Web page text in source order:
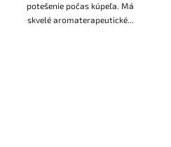
potešenie počas kúpeľa. Má
skvelé aromaterapeutické...